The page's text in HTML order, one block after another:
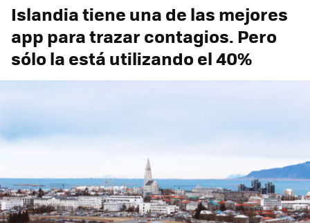
Islandia tiene una de las mejores
app para trazar contagios. Pero
sólo la está utilizando el 40%